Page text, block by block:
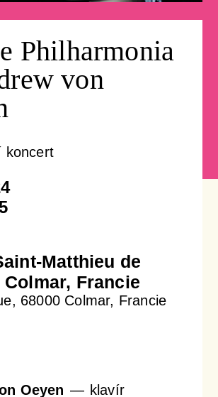
& ubytování
— zakladatel orchestru
děti v Rudolfinu
5
Philharmonia
von
koncert
Matthieu de
Colmar, Francie
68000 Colmar, Francie
Oeyen
klavír